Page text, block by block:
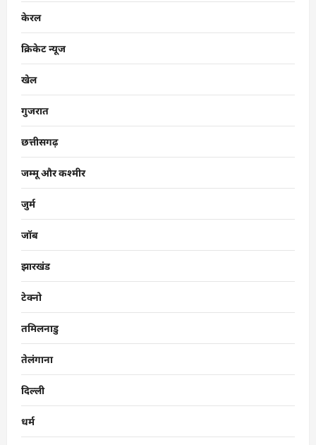
केरल
क्रिकेट न्यूज
खेल
गुजरात
छत्तीसगढ़
जम्मू और कश्मीर
जुर्म
जॉब
झारखंड
टेक्नो
तमिलनाडु
तेलंगाना
दिल्ली
धर्म